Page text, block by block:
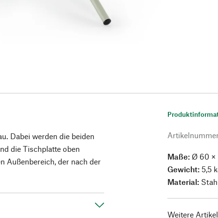
Dabei werden die beiden
die Tischplatte oben
Außenbereich, der nach der
Maße: Ø 60 ×
Gewicht: 5,5
Material:
Weitere